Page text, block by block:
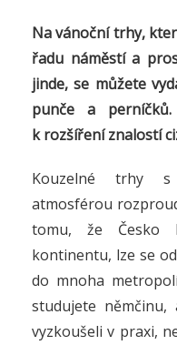
Na vánoční trhy,
řadu náměstí a
jinde, se můžete
punče a perníčků.
k rozšíření znalostí
Kouzelné trhy s
atmosférou
tomu, že Česko
kontinentu, lze se
do mnoha
studujete
vyzkoušeli v praxi,